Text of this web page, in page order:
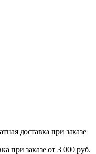
доставка при заказе
при заказе от 3 000 руб.